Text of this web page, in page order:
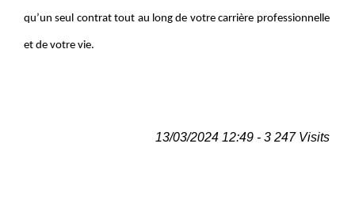
qu’un seul contrat tout au long de votre carrière professionnelle
et de votre vie.
13/03/2024 12:49 - 3 247 Visits